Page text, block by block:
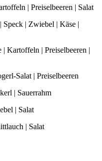
| Preiselbeeren | Salat
Speck | Zwiebel | Käse |
Kartoffeln | Preiselbeeren |
Salat | Preiselbeeren
| Sauerrahm
| Salat
| Salat